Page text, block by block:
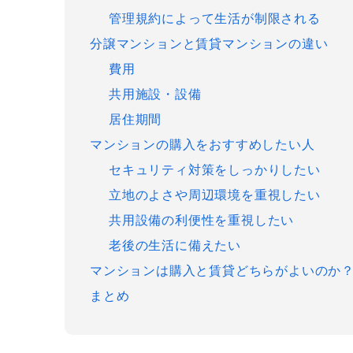
管理規約によって生活が制限される
分譲マンションと賃貸マンションの違い
費用
共用施設・設備
居住期間
マンションの購入をおすすめしたい人
セキュリティ対策をしっかりしたい
立地のよさや周辺環境を重視したい
共用設備の利便性を重視したい
老後の生活に備えたい
マンションは購入と賃貸どちらがよいのか
まとめ